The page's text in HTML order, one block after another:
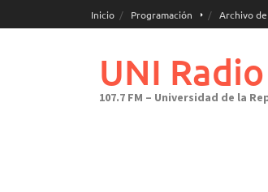
al
Inicio Programación Archivo
UNI Radio
107.7 FM – Universidad de la